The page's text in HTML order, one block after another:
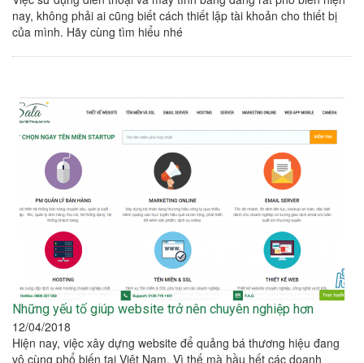
nay, không phải ai cũng biết cách thiết lập tài khoản cho thiết bị
của mình. Hãy cùng tìm hiểu nhé
Những yếu tố giúp website trở nên chuyên nghiệp hơn
12/04/2018
Hiện nay, việc xây dựng website để quảng bá thương hiệu đang
vô cùng phổ biến tại Việt Nam. Vì thế mà hầu hết các doanh